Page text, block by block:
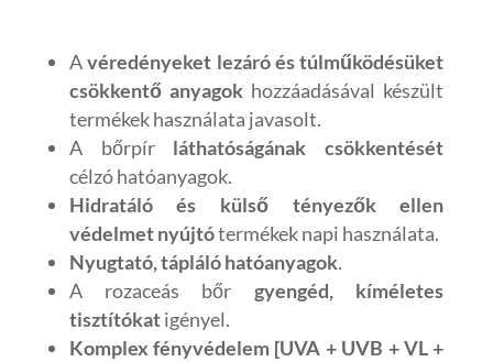
Avéredényeket lezáró és túlműködésüket
csökkentő anyagokhozzáadásával készült
termékek használata javasolt.
A bőrpír láthatóságának csökkentését
célzó hatóanyagok.
Hidratáló és külső tényezők ellen
védelmet nyújtótermékek napi használata.
Nyugtató, tápláló hatóanyagok.
A rozaceás bőr gyengéd, kíméletes
tisztítókatigényel.
Komplex fényvédelem [UVA + UVB + VL +